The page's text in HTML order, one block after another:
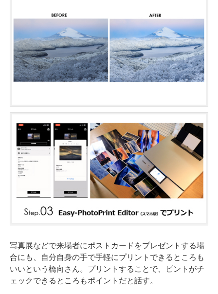
写真展などで来場者にポストカードをプレゼントする場
合にも、自分自身の手で手軽にプリントできるところも
いいという橋向さん。プリントすることで、ピントがチ
ェックできるところもポイントだと話す。